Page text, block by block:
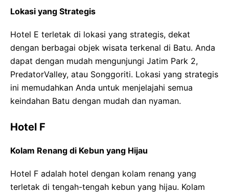
Lokasi yang Strategis
Hotel E terletak di lokasi yang strategis, dekat
dengan berbagai objek wisata terkenal di Batu. Anda
dapat dengan mudah mengunjungi Jatim Park 2,
PredatorValley, atau Songgoriti. Lokasi yang strategis
ini memudahkan Anda untuk menjelajahi semua
keindahan Batu dengan mudah dan nyaman.
Hotel F
Kolam Renang di Kebun yang Hijau
Hotel F adalah hotel dengan kolam renang yang
terletak di tengah-tengah kebun yang hijau. Kolam